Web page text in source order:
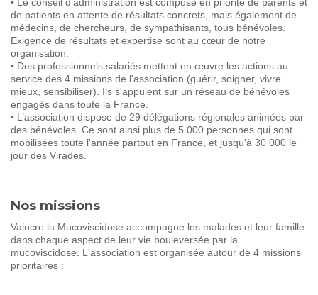
AGIR ENSEMBLE
60 ANS DE COMBAT
• Le conseil d’administration est composé en priorité de parents et
de patients en attente de résultats concrets, mais également de
médecins, de chercheurs, de sympathisants, tous bénévoles.
Exigence de résultats et expertise sont au cœur de notre
organisation.
• Des professionnels salariés mettent en œuvre les actions au
service des 4 missions de l'association (guérir, soigner, vivre
mieux, sensibiliser). Ils s'appuient sur un réseau de bénévoles
engagés dans toute la France.
• L’association dispose de 29 délégations régionales animées par
des bénévoles. Ce sont ainsi plus de 5 000 personnes qui sont
mobilisées toute l'année partout en France, et jusqu'à 30 000 le
jour des Virades.
Nos missions
Vaincre la Mucoviscidose accompagne les malades et leur famille
dans chaque aspect de leur vie bouleversée par la
mucoviscidose. L'association est organisée autour de 4 missions
prioritaires :